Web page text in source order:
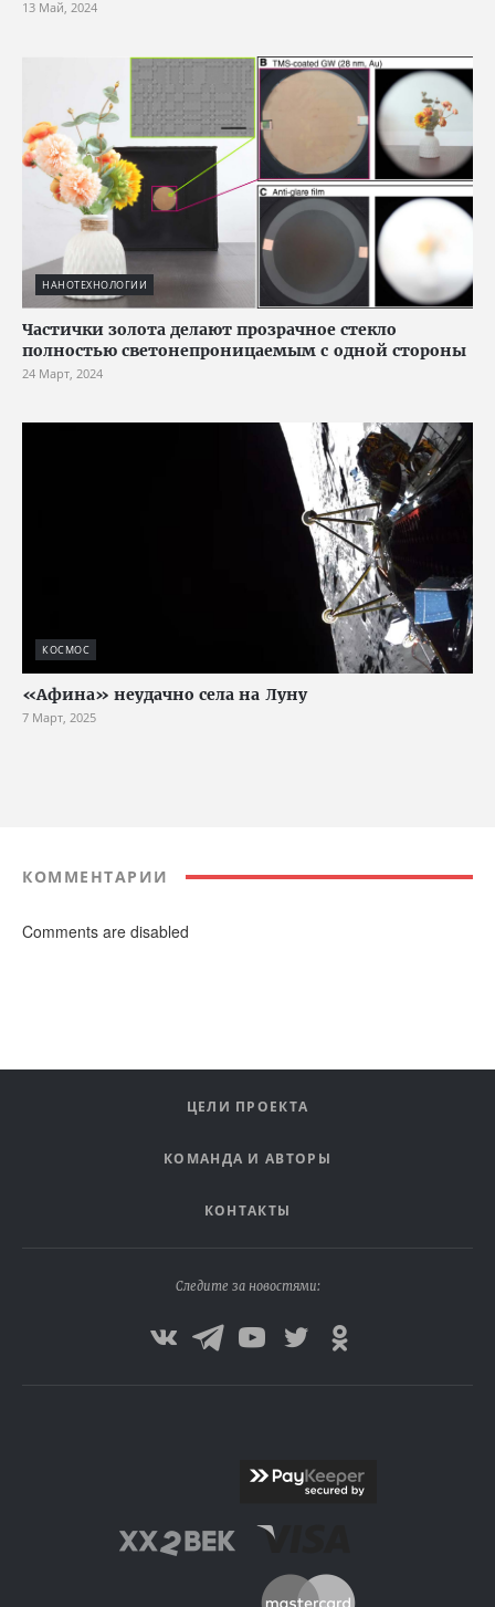
13 Май, 2024
НАНОТЕХНОЛОГИИ
Частички золота делают прозрачное стекло
полностью светонепроницаемым с одной стороны
24 Март, 2024
КОСМОС
«Афина» неудачно села на Луну
7 Март, 2025
КОММЕНТАРИИ
Comments are disabled
ЦЕЛИ ПРОЕКТА
КОМАНДА И АВТОРЫ
КОНТАКТЫ
Следите за новостями: